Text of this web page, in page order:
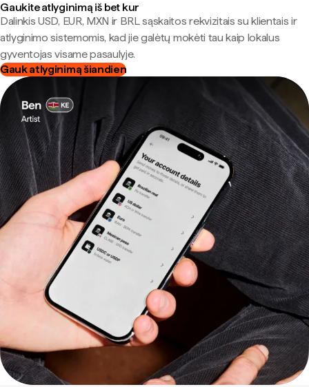
Gaukite atlyginimą iš bet kur
Dalinkis USD, EUR, MXN ir BRL sąskaitos rekvizitais su klientais ir
atlyginimo sistemomis, kad jie galėtų mokėti tau kaip lokalus
gyventojas visame pasaulyje.
Gauk atlyginimą šiandien